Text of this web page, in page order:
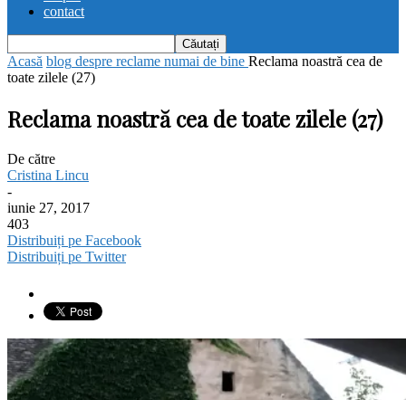
contact
Acasă blog despre reclame numai de bine Reclama noastră cea de
toate zilele (27)
Reclama noastră cea de toate zilele (27)
De către
Cristina Lincu
-
iunie 27, 2017
403
Distribuiți pe Facebook
Distribuiți pe Twitter